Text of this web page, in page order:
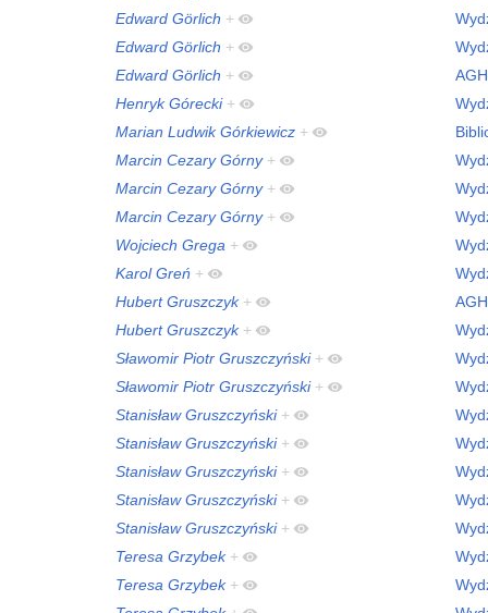
Edward Görlich +
Edward Görlich +
Edward Görlich +
AGH
Henryk Górecki +
Marian Ludwik Górkiewicz +
Marcin Cezary Górny +
Marcin Cezary Górny +
Marcin Cezary Górny +
Wojciech Grega +
Karol Greń +
Hubert Gruszczyk +
AGH
Hubert Gruszczyk +
Sławomir Piotr Gruszczyński +
Sławomir Piotr Gruszczyński +
Stanisław Gruszczyński +
Stanisław Gruszczyński +
Stanisław Gruszczyński +
Stanisław Gruszczyński +
Stanisław Gruszczyński +
Teresa Grzybek +
Teresa Grzybek +